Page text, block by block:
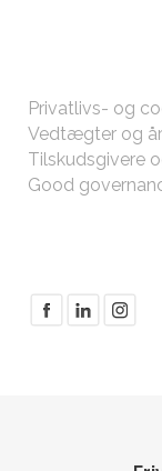
Privatlivs- og
Vedtægter og
Tilskudsgivere
Good